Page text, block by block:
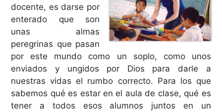
docente, es darse por
enterado que son
unas almas
peregrinas que pasan
por este mundo como un soplo, como unos
enviados y ungidos por Dios para darle a
nuestras vidas el rumbo correcto. Para los que
sabemos qué es estar en el aula de clase, qué es
tener a todos esos alumnos juntos en un